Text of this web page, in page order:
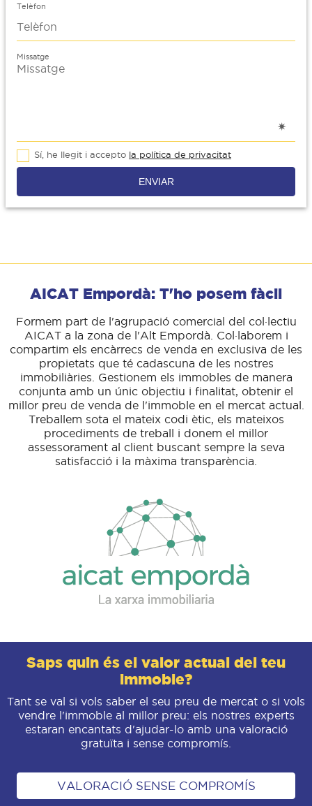
Telèfon
Missatge
Sí, he llegit i accepto la política de privacitat
ENVIAR
AICAT Empordà: T'ho posem fàcil
Formem part de l'agrupació comercial del col·lectiu
AICAT a la zona de l'Alt Empordà. Col·laborem i
compartim els encàrrecs de venda en exclusiva de les
propietats que té cadascuna de les nostres
immobiliàries. Gestionem els immobles de manera
conjunta amb un únic objectiu i finalitat, obtenir el
millor preu de venda de l'immoble en el mercat actual.
Treballem sota el mateix codi ètic, els mateixos
procediments de treball i donem el millor
assessorament al client buscant sempre la seva
satisfacció i la màxima transparència.
Saps quin és el valor actual del teu
immoble?
Tant se val si vols saber el seu preu de mercat o si vols
vendre l'immoble al millor preu: els nostres experts
estaran encantats d'ajudar-lo amb una valoració
gratuïta i sense compromís.
VALORACIÓ SENSE COMPROMÍS